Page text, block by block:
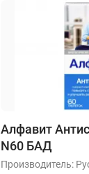
Алфавит
N60 БАД
Производитель: